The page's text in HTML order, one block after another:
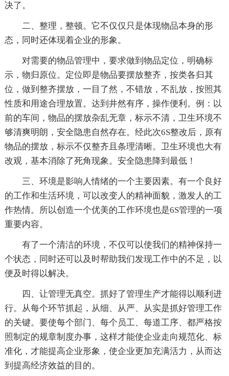
决了。
二、整理，整顿。它不仅仅只是体现物品本身的形
态，同时还体现着企业的形象。
对需要的物品管理中，要求做到物品定位，明确标
示，物归原位。定位即是物品要摆放整齐，按类各归其
位，做到整齐摆放，一目了然，不错放，不乱放，按照其
性质和用途合理放置。达到井然有序，操作便利。例：以
前的车间，物品的摆放杂乱无章，标示不清，卫生环境不
够清爽明朗，安全隐患自然存在。经此次6S整改后，原有
物品的摆放，标示不仅整齐且条理清晰。卫生环境也大有
改观，基本消除了死角现象。安全隐患降到最低！
三、环境是影响人情绪的一个主要因素。有一个良好
的工作和生活环境，可以改变人的精神面貌，激发人的工
作热情。所以创造一个优美的工作环境也是6S管理的一项
重要内容。
有了一个清洁的环境，不仅可以使我们的精神保持一
个状态，同时还可以及时帮助我们发现工作中的不足，以
便及时得以解决。
四、让管理无真空。抓好了管理生产才能得以顺利进
行。从每个环节抓起，从细、从严、从实是抓好管理工作
的关键。要使每个部门、每个员工、每道工序、都严格按
照制定的规章制度办事，这样才能使企业走向规范化、标
准化，才能提高企业形象，使企业更加充满活力，从而达
到提高经济效益的目的。